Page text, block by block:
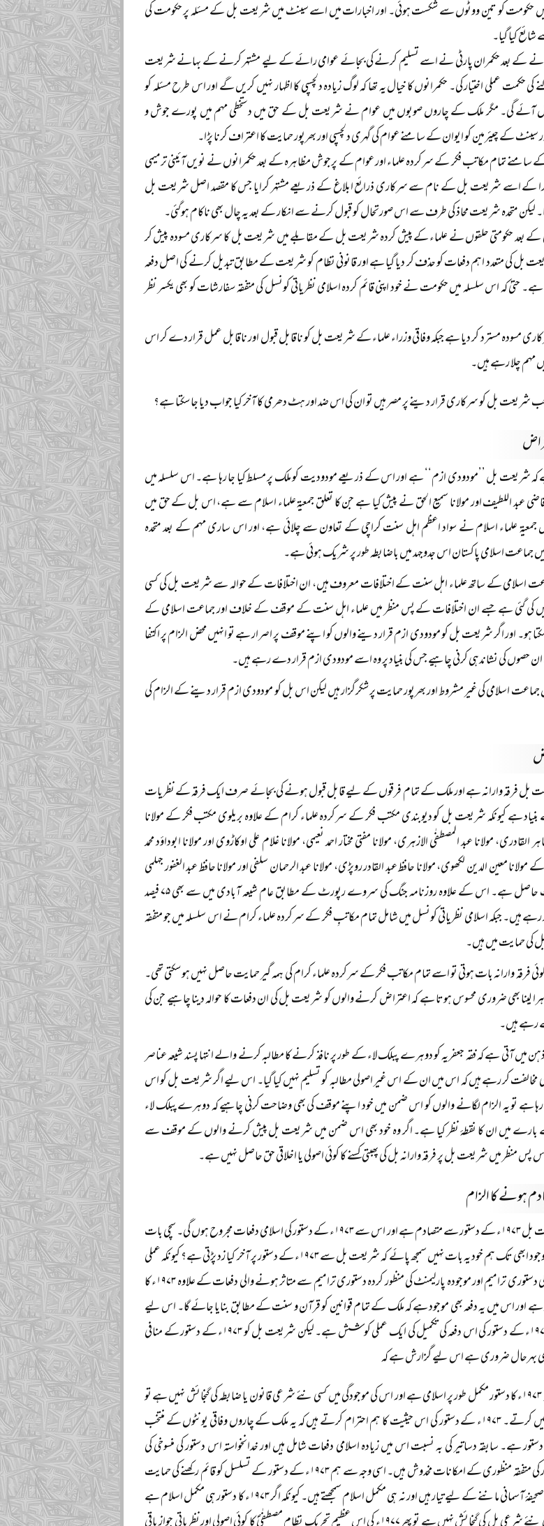
حکومت کو تین ووٹوں سے شکست ہوئی۔ اور اخبارات میں اسے سینٹ میں شریعت بل کے مسئلہ پر حکومت کی
کیا گیا۔
کے بعد حکمران پارٹی نے اسے تسلیم کرنے کی بجائے عوامی رائے کے لیے مشتہر کرنے کے بہانے شریعت
حکمت عملی اختیار کی۔ حکمرانوں کا خیال یہ تھا کہ لوگ زیادہ دلچسپی کا اظہار نہیں کریں گے اور اس طرح مسئلہ کو
آئے گی۔ مگر ملک کے چاروں صوبوں میں عوام نے شریعت بل کے حق میں دستخطی مہم میں پورے جوش و
کے چیئرمین کو ایوان کے سامنے عوام کی گہری دلچسپی اور بھرپور حمایت کا اعتراف کرنا پڑا۔
سامنے تمام مکاتب فکر کے سرکردہ علماء اور عوام کے پرجوش مظاہرہ کے بعد حکمرانوں نے نویں آئینی ترمیمی
کرا کے اسے شریعت بل کے نام سے سرکاری ذرائع ابلاغ کے ذریعے مشتہر کرایا جس کا مقصد اصل شریعت بل
لیکن متحدہ شریعت محاذ کی طرف سے اس صورتحال کو قبول کرنے سے انکار کے بعد یہ چال بھی ناکام ہوگئی۔
کے بعد حکومتی حلقوں نے علماء کے پیش کردہ شریعت بل کے مقابلے میں شریعت بل کا سرکاری مسودہ پیش کر
کی متعدد اہم دفعات کو حذف کر دیا گیا ہے اور قانونی نظام کو شریعت کے مطابق تبدیل کرنے کی اصل دفعہ
ہے۔ حتیٰ کہ اس سلسلہ میں حکومت نے خود اپنی قائم کردہ اسلامی نظریاتی کونسل کی متفقہ سفارشات کو بھی یکسر نظر
مسودہ مسترد کر دیا ہے جبکہ وفاقی وزراء علماء کے شریعت بل کو ناقابل قبول اور ناقابل عمل قرار دے کر اس
چلا رہے ہیں۔
شریعت بل کو سرکاری قرار دینے پر مصر ہیں تو ان کی اس ضد اور ہٹ دھرمی کا آخر کیا جواب دیا جا سکتا ہے؟
کہ شریعت بل ’’مودودی ازم‘‘ ہے اور اس کے ذریعے مودودیت کو ملک پر مسلط کیا جا رہا ہے۔ اس سلسلہ میں
عبد اللطیف اور مولانا سمیع الحق نے پیش کیا ہے جن کا تعلق جمعیۃ علماء اسلام سے ہے، اس بل کے حق میں
جمعیۃ علماء اسلام نے سواد اعظم اہل سنت کراچی کے تعاون سے چلائی ہے، اور اس ساری مہم کے بعد متحدہ
جماعت اسلامی پاکستان اس جدوجہد میں باضابطہ طور پر شریک ہوئی ہے۔
اسلامی کے ساتھ علماء اہل سنت کے اختلافات معروف ہیں، ان اختلافات کے حوالہ سے شریعت بل کی کسی
کی گئی ہے جسے ان اختلافات کے پس منظر میں علماء اہل سنت کے موقف کے خلاف اور جماعت اسلامی کے
ہو۔ اور اگر شریعت بل کو مودودی ازم قرار دینے والوں کو اپنے موقف پر اصرار ہے تو انہیں محض الزام پر اکتفا
کی نشاندہی کرنی چاہیے جس کی بنیاد پر وہ اسے مودودی ازم قرار دے رہے ہیں۔
اسلامی کی غیر مشروط اور بھرپور حمایت پر شکرگزار ہیں لیکن اس بل کو مودودی ازم قرار دینے کے الزام کی
بل فرقہ وارانہ ہے اور ملک کے تمام فرقوں کے لیے قابل قبول ہونے کی بجائے صرف ایک فرقہ کے نظریات
بنیاد ہے کیونکہ شریعت بل کو دیوبندی مکتب فکر کے سرکردہ علماء کرام کے علاوہ بریلوی مکتب فکر کے مولانا
القادری، مولانا عبد المصطفٰی الازہری، مولانا مفتی مختار احمد نعیمی، مولانا غلام علی اوکاڑوی اور مولانا ابوداؤد محمد
معین الدین لکھوی، مولانا حافظ عبد القادر روپڑی، مولانا عبد الرحمان سلفی اور مولانا حافظ عبد الغفور جہلمی
جیسے سرکردہ علماء کرام کی حمایت حاصل ہے۔ اس کے علاوہ روزنامہ جنگ کی سروے رپورٹ کے مطابق عام شیعہ آبادی میں سے بھی ۷۵ فیصد
جبکہ اسلامی نظریاتی کونسل میں شامل تمام مکاتبِ فکر کے سرکردہ علماء کرام نے اس سلسلہ میں جو متفقہ
کی حمایت میں ہیں۔
وارانہ بات ہوتی تو اسے تمام مکاتب فکر کے سرکردہ علماء کرام کی ہمہ گیر حمایت حاصل نہیں ہو سکتی تھی۔
بھی ضروری محسوس ہوتا ہے کہ اعتراض کرنے والوں کو شریعت بل کی ان دفعات کا حوالہ دینا چاہیے جن کی
رہے ہیں۔
آتی ہے کہ فقہ جعفریہ کو دوہرے پبلک لاء کے طور پر نافذ کرنے کا مطالبہ کرنے والے انتہا پسند شیعہ عناصر
کر رہے ہیں کہ اس میں ان کے اس غیر اصولی مطالبہ کو تسلیم نہیں کیا گیا۔ اس لیے اگر شریعت بل کو اس
جا رہا ہے تو یہ الزام لگانے والوں کو اس ضمن میں خود اپنے موقف کی بھی وضاحت کرنی چاہیے کہ دوہرے پبلک لاء
بارے میں ان کا نقطۂ نظر کیا ہے۔ اگر وہ خود بھی اس ضمن میں شریعت بل پیش کرنے والوں کے موقف سے
پس منظر میں شریعت بل پر فرقہ وارانہ بل کی پھبتی کسنے کا کوئی اصولی یا اخلاقی حق حاصل نہیں ہے۔
چوتھا اعتراض یہ ہے کہ شریعت بل ۱۹۷۳ء کے دستور سے متصادم ہے اور اس سے ۱۹۷۳ء کے دستور کی اسلامی دفعات مجروح ہوں گی۔ سچی بات
یہ ہے کہ انتہائی غوروخوض کے باوجود ابھی تک ہم خود یہ بات نہیں سمجھ پائے کہ شریعت بل سے ۱۹۷۳ء کے دستور پر آخر کیا زد پڑتی ہے؟ کیونکہ عملی
صورتحال یہ ہے کہ مارشل لاء دور کی دستوری ترامیم اور موجودہ پارلیمنٹ کی منظور کردہ دستوری ترامیم سے متاثر ہونے والی دفعات کے علاوہ ۱۹۷۳ء کا
اور اس میں یہ دفعہ بھی موجود ہے کہ ملک کے تمام قوانین کو قرآن و سنت کے مطابق بنایا جائے گا۔ اس لیے
ہمارے نزدیک تو شریعت بل ۱۹۷۳ء کے دستور کی اس دفعہ کی تکمیل کی ایک عملی کوشش ہے۔ لیکن شریعت بل کو ۱۹۷۳ء کے دستور کے منافی
بھی بہرحال ضروری ہے اس لیے گزارش ہے کہ
اگر اس سے مراد یہ ہے کہ ۱۹۷۳ء کا دستور مکمل طور پر اسلامی ہے اور اس کی موجودگی میں کسی نئے شرعی قانون یا ضابطہ کی گنجائش نہیں ہے تو
ہم اس موقف کو تسلیم نہیں کرتے۔ ۱۹۷۳ء کے دستور کی اس حیثیت کا ہم احترام کرتے ہیں کہ یہ ملک کے چاروں وفاقی یونٹوں کے منتخب
دستور ہے۔ سابقہ دساتیر کی بہ نسبت اس میں زیادہ اسلامی دفعات شامل ہیں اور خدانخواستہ اس دستور کی منسوخی کی
صورت میں کسی نئے دستور کی متفقہ منظوری کے امکانات مخدوش ہیں۔ اسی وجہ سے ہم ۱۹۷۳ء کے دستور کے تسلسل کو قائم رکھنے کی حمایت
کرتے ہیں لیکن اسے نہ تو صحیفۂ آسمانی ماننے کے لیے تیار ہیں اور نہ ہی مکمل اسلام سمجھتے ہیں۔ کیونکہ اگر ۱۹۷۳ء کا دستور ہی مکمل اسلام ہے